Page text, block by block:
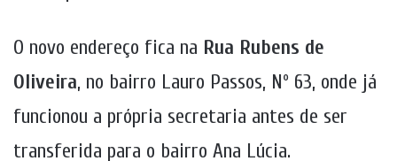
O novo endereço fica na Rua Rubens de
Oliveira, no bairro Lauro Passos, Nº 63, onde já
funcionou a própria secretaria antes de ser
transferida para o bairro Ana Lúcia.